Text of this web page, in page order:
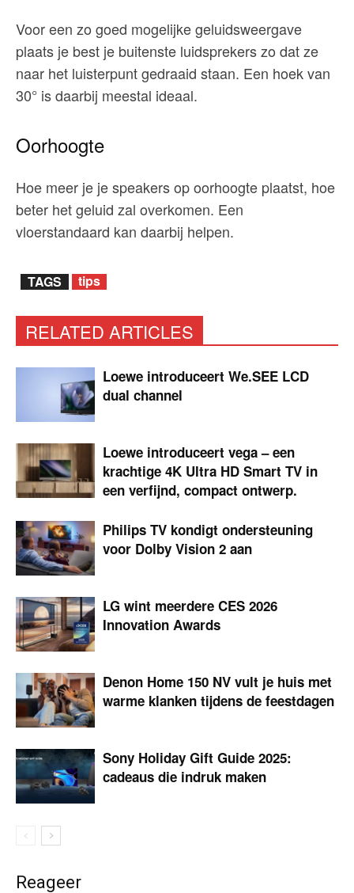
Voor een zo goed mogelijke geluidsweergave
plaats je best je buitenste luidsprekers zo dat ze
naar het luisterpunt gedraaid staan. Een hoek van
30° is daarbij meestal ideaal.
Oorhoogte
Hoe meer je je speakers op oorhoogte plaatst, hoe
beter het geluid zal overkomen. Een
vloerstandaard kan daarbij helpen.
TAGS tips
RELATED ARTICLES
Loewe introduceert We.SEE LCD
dual channel
Loewe introduceert vega – een
krachtige 4K Ultra HD Smart TV in
een verfijnd, compact ontwerp.
Philips TV kondigt ondersteuning
voor Dolby Vision 2 aan
LG wint meerdere CES 2026
Innovation Awards
Denon Home 150 NV vult je huis met
warme klanken tijdens de feestdagen
Sony Holiday Gift Guide 2025:
cadeaus die indruk maken
Reageer